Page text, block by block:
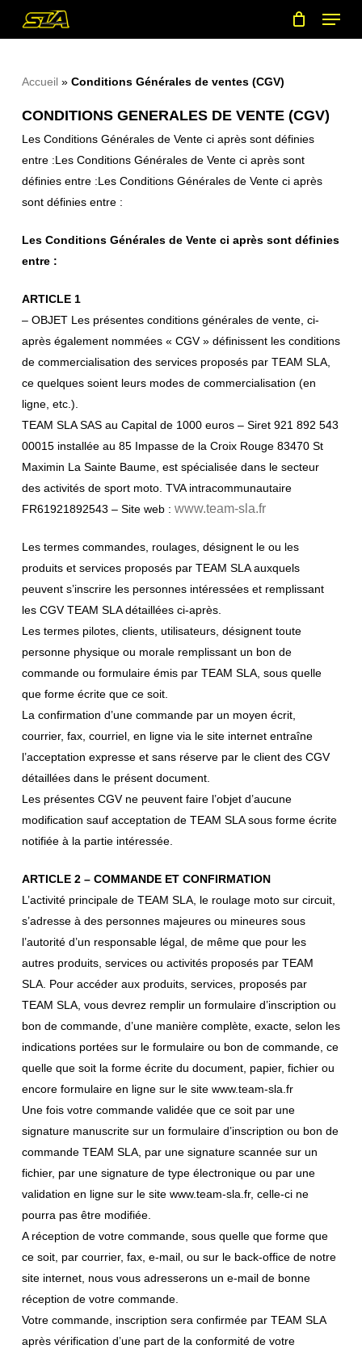
Menu
Accueil» Conditions Générales de ventes (CGV)
CONDITIONS GENERALES DE VENTE (CGV)
Les Conditions Générales de Vente ci après sont définies
entre :Les Conditions Générales de Vente ci après sont
définies entre :Les Conditions Générales de Vente ci après
sont définies entre :
Les Conditions Générales de Vente ci après sont définies
entre :
ARTICLE 1
– OBJET Les présentes conditions générales de vente, ci-
après également nommées « CGV » définissent les conditions
de commercialisation des services proposés par TEAM SLA,
ce quelques soient leurs modes de commercialisation (en
ligne, etc.).
TEAM SLA SAS au Capital de 1000 euros – Siret 921 892 543
00015 installée au 85 Impasse de la Croix Rouge 83470 St
Maximin La Sainte Baume, est spécialisée dans le secteur
des activités de sport moto. TVA intracommunautaire
FR61921892543 – Site web : www.team-sla.fr
Les termes commandes, roulages, désignent le ou les
produits et services proposés par TEAM SLA auxquels
peuvent s’inscrire les personnes intéressées et remplissant
les CGV TEAM SLA détaillées ci-après.
Les termes pilotes, clients, utilisateurs, désignent toute
personne physique ou morale remplissant un bon de
commande ou formulaire émis par TEAM SLA, sous quelle
que forme écrite que ce soit.
La confirmation d’une commande par un moyen écrit,
courrier, fax, courriel, en ligne via le site internet entraîne
l’acceptation expresse et sans réserve par le client des CGV
détaillées dans le présent document.
Les présentes CGV ne peuvent faire l’objet d’aucune
modification sauf acceptation de TEAM SLA sous forme écrite
notifiée à la partie intéressée.
ARTICLE 2 – COMMANDE ET CONFIRMATION
L’activité principale de TEAM SLA, le roulage moto sur circuit,
s’adresse à des personnes majeures ou mineures sous
l’autorité d’un responsable légal, de même que pour les
autres produits, services ou activités proposés par TEAM
SLA. Pour accéder aux produits, services, proposés par
TEAM SLA, vous devrez remplir un formulaire d’inscription ou
bon de commande, d’une manière complète, exacte, selon les
indications portées sur le formulaire ou bon de commande, ce
quelle que soit la forme écrite du document, papier, fichier ou
encore formulaire en ligne sur le site www.team-sla.fr
Une fois votre commande validée que ce soit par une
signature manuscrite sur un formulaire d’inscription ou bon de
commande TEAM SLA, par une signature scannée sur un
fichier, par une signature de type électronique ou par une
validation en ligne sur le site www.team-sla.fr, celle-ci ne
pourra pas être modifiée.
A réception de votre commande, sous quelle que forme que
ce soit, par courrier, fax, e-mail, ou sur le back-office de notre
site internet, nous vous adresserons un e-mail de bonne
réception de votre commande.
Votre commande, inscription sera confirmée par TEAM SLA
après vérification d’une part de la conformité de votre